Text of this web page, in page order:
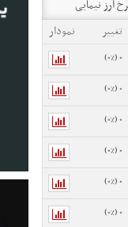
ارز نیمایی
تغییر
نمودار
0 (0%)
0 (0%)
0 (0%)
0 (0%)
0 (0%)
0 (0%)